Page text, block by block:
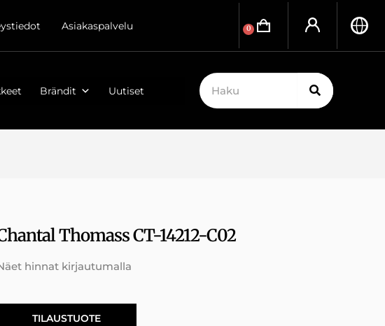
Asiakaspalvelu 0
Brändit Uutiset
Thomass CT-14212-C02
hinnat kirjautumalla
TILAUSTUOTE